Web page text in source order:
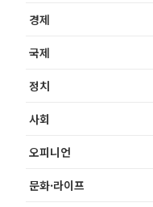
경제
국제
정치
사회
오피니언
문화·라이프